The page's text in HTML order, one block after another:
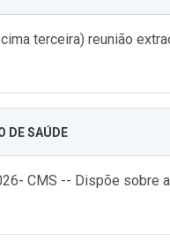
terceira) reunião
DE SAÚDE
CMS -- Dispõe